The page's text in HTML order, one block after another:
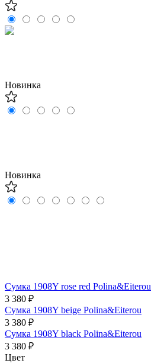
Новинка
Новинка
Сумка 1908Y rose red Polina&Eiterou
3 380 ₽
Сумка 1908Y beige Polina&Eiterou
3 380 ₽
Сумка 1908Y black Polina&Eiterou
3 380 ₽
Цвет